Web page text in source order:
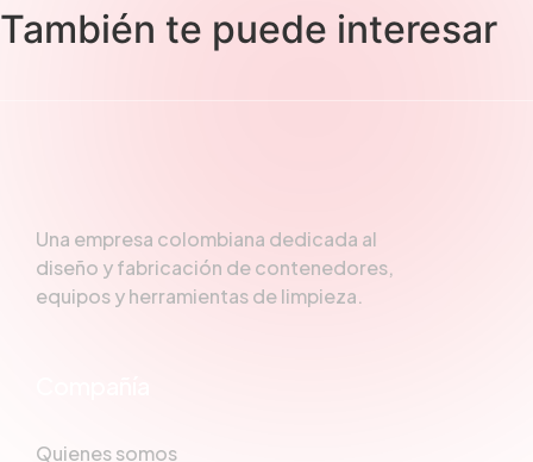
También te puede interesar
Una empresa colombiana dedicada al
diseño y fabricación de contenedores,
equipos y herramientas de limpieza.
Quienes somos